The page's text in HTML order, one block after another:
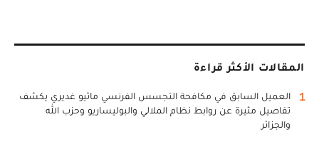
المقالات الأكثر قراءة
1
العميل السابق في مكافحة التجسس الفرنسي ماثيو غديري يكشف
تفاصيل مثيرة عن روابط نظام الملالي والبوليساريو وحزب الله
والجزائر